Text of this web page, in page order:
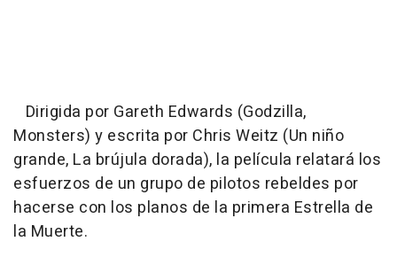
Dirigida por Gareth Edwards (Godzilla,
Monsters) y escrita por Chris Weitz (Un niño
grande, La brújula dorada), la película relatará los
esfuerzos de un grupo de pilotos rebeldes por
hacerse con los planos de la primera Estrella de
la Muerte.